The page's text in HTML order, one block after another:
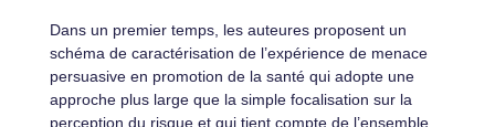
Dans un premier temps, les auteures proposent un
schéma de caractérisation de l’expérience de menace
persuasive en promotion de la santé qui adopte une
approche plus large que la simple focalisation sur la
perception du risque et qui tient compte de l’ensemble